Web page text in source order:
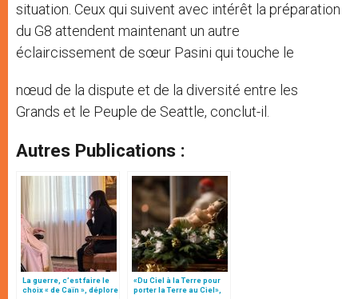
situation. Ceux qui suivent avec intérêt la préparation
du G8 attendent maintenant un autre
éclaircissement de sœur Pasini qui touche le
nœud de la dispute et de la diversité entre les
Grands et le Peuple de Seattle, conclut-il.
Autres Publications :
La guerre, c’est faire le
choix « de Caïn », déplore
«Du Ciel à la Terre pour
porter la Terre au Ciel»,